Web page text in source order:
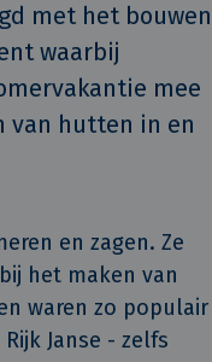
met het bouwen
waarbij
mee
van hutten in en
en zagen. Ze
het maken van
waren zo populair
Janse - zelfs